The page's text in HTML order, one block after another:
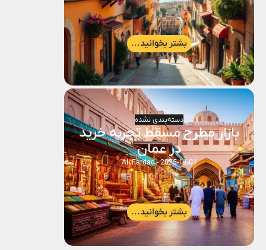
بشتر بخوانید...
دسته‌بندی نشده
بازار مطرح مسقط تجربه خرید
در عمان
Ali Fardad 2025-11-01
بشتر بخوانید...